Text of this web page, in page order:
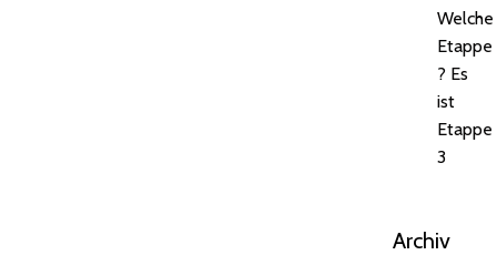
Welche
Etappe
? Es
ist
Etappe
3
Archiv